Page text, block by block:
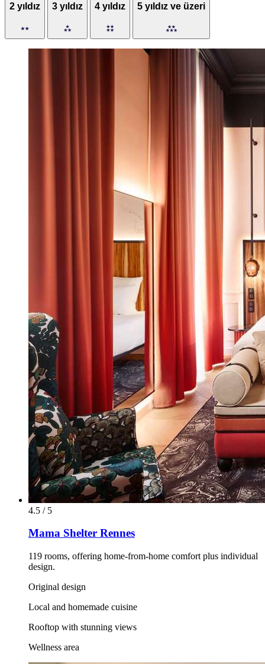
2 yıldız 3 yıldız 4 yıldız 5 yıldız ve üzeri
4.5 / 5
Mama Shelter Rennes
119 rooms, offering home-from-home comfort plus individual
design.
Original design
Local and homemade cuisine
Rooftop with stunning views
Wellness area